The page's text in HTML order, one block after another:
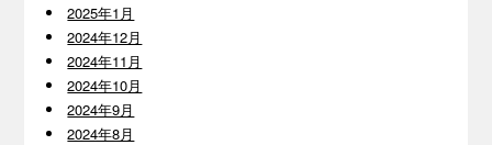
2025年1月
2024年12月
2024年11月
2024年10月
2024年9月
2024年8月